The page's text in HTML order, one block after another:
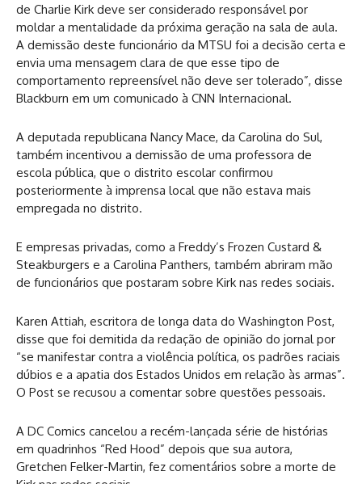
de Charlie Kirk deve ser considerado responsável por
moldar a mentalidade da próxima geração na sala de aula.
A demissão deste funcionário da MTSU foi a decisão certa e
envia uma mensagem clara de que esse tipo de
comportamento repreensível não deve ser tolerado”, disse
Blackburn em um comunicado à CNN Internacional.
A deputada republicana Nancy Mace, da Carolina do Sul,
também incentivou a demissão de uma professora de
escola pública, que o distrito escolar confirmou
posteriormente à imprensa local que não estava mais
empregada no distrito.
E empresas privadas, como a Freddy’s Frozen Custard &
Steakburgers e a Carolina Panthers, também abriram mão
de funcionários que postaram sobre Kirk nas redes sociais.
Karen Attiah, escritora de longa data do Washington Post,
disse que foi demitida da redação de opinião do jornal por
“se manifestar contra a violência política, os padrões raciais
dúbios e a apatia dos Estados Unidos em relação às armas”.
O Post se recusou a comentar sobre questões pessoais.
A DC Comics cancelou a recém-lançada série de histórias
em quadrinhos “Red Hood” depois que sua autora,
Gretchen Felker-Martin, fez comentários sobre a morte de